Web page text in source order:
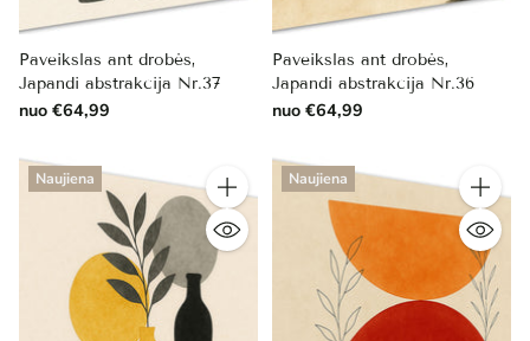
Paveikslas ant drobės,
Japandi abstrakcija Nr.37
nuo €64,99
Paveikslas ant drobės,
Japandi abstrakcija Nr.36
nuo €64,99
Naujiena
Kiekis
Naujiena
Kiekis